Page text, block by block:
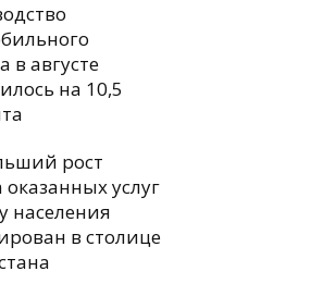
в августе
на 10,5
рост
услуг
населения
в столице